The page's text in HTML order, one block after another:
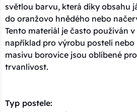
světlou barvu, která díky obsahu
do oranžovo hnědého nebo
Tento materiál je často používán
například pro výrobu postelí
masivu borovice jsou oblíbené
trvanlivost.
Typ postele: